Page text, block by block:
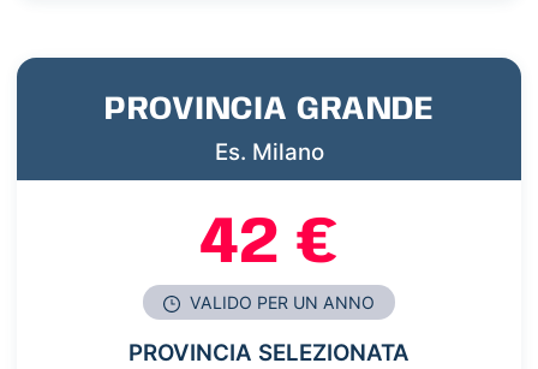
PROVINCIA GRANDE
Es. Milano
42 €
VALIDO PER UN ANNO
PROVINCIA SELEZIONATA